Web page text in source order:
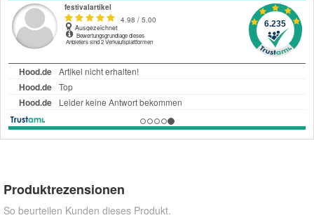
Produktrezensionen
So beurteilen Kunden dieses Produkt.